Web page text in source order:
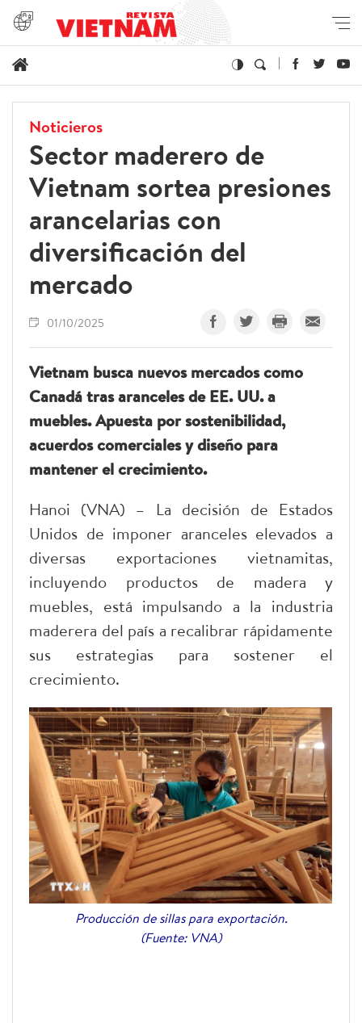
Noticieros
Sector maderero de
Vietnam sortea presiones
arancelarias con
diversificación del
mercado
01/10/2025
Vietnam busca nuevos mercados como
Canadá tras aranceles de EE. UU. a
muebles. Apuesta por sostenibilidad,
acuerdos comerciales y diseño para
mantener el crecimiento.
Hanoi (VNA) – La decisión de Estados
Unidos de imponer aranceles elevados a
diversas exportaciones vietnamitas,
incluyendo productos de madera y
muebles, está impulsando a la industria
maderera del país a recalibrar rápidamente
sus estrategias para sostener el
crecimiento.
Producción de sillas para exportación.
(Fuente: VNA)